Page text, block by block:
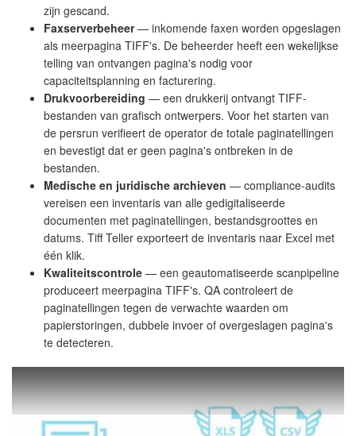
zijn gescand.
Faxserverbeheer— inkomende faxen worden opgeslagen
als meerpagina TIFF's. De beheerder heeft een wekelijkse
telling van ontvangen pagina's nodig voor
capaciteitsplanning en facturering.
Drukvoorbereiding — een drukkerij ontvangt TIFF-
bestanden van grafisch ontwerpers. Voor het starten van
de persrun verifieert de operator de totale paginatellingen
en bevestigt dat er geen pagina's ontbreken in de
bestanden.
Medische en juridische archieven — compliance-audits
vereisen een inventaris van alle gedigitaliseerde
documenten met paginatellingen, bestandsgroottes en
datums. Tiff Teller exporteert de inventaris naar Excel met
één klik.
Kwaliteitscontrole — een geautomatiseerde scanpipeline
produceert meerpagina TIFF's. QA controleert de
paginatellingen tegen de verwachte waarden om
papierstoringen, dubbele invoer of overgeslagen pagina's
te detecteren.